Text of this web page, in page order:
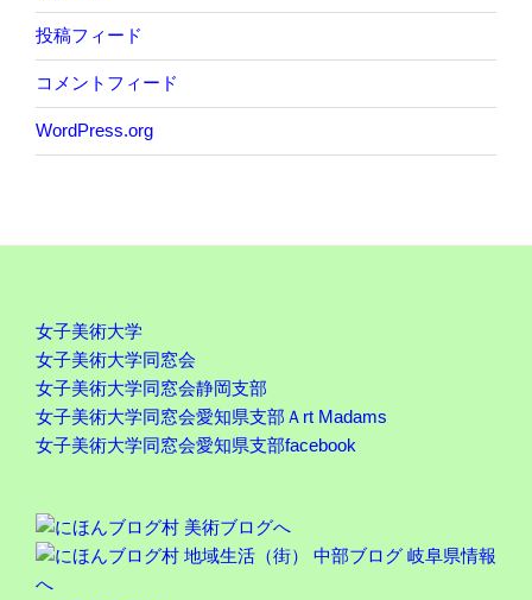
投稿フィード
コメントフィード
WordPress.org
女子美術大学
女子美術大学同窓会
女子美術大学同窓会静岡支部
女子美術大学同窓会愛知県支部Ａrt Madams
女子美術大学同窓会愛知県支部facebook